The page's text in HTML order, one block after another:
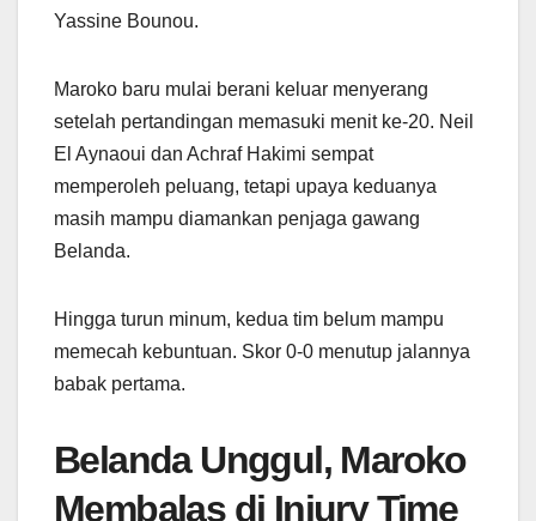
Yassine Bounou.
Maroko baru mulai berani keluar menyerang
setelah pertandingan memasuki menit ke-20. Neil
El Aynaoui dan Achraf Hakimi sempat
memperoleh peluang, tetapi upaya keduanya
masih mampu diamankan penjaga gawang
Belanda.
Hingga turun minum, kedua tim belum mampu
memecah kebuntuan. Skor 0-0 menutup jalannya
babak pertama.
Belanda Unggul, Maroko
Membalas di Injury Time